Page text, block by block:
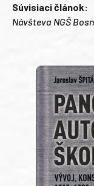
Súvisiaci článok:
Návšteva NGŠ